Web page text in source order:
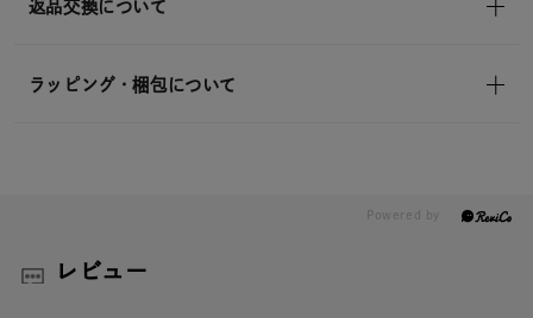
返品交換について
ラッピング・梱包について
レビュー